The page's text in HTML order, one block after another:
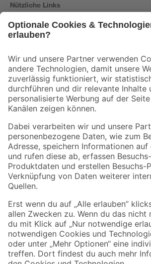
Nützliche Links
Der toom Newsletter: Keine Angebote und Aktionen
Zur Newsletter Anmeldung
Folge uns
Zahlungsarten
Sicher einkaufen
Jetzt die toom-App herunterladen